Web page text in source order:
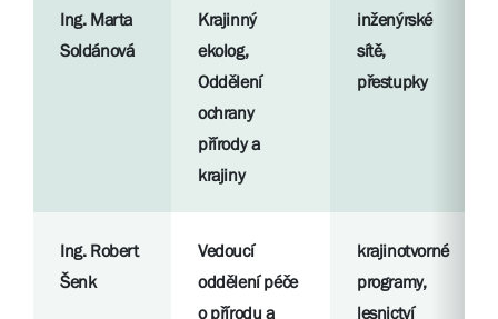
Ing. Marta
Soldánová
Krajinný
ekolog,
Oddělení
ochrany
přírody a
krajiny
inženýrské
sítě,
přestupky
Ing. Robert
Šenk
Vedoucí
oddělení péče
o přírodu a
krajinotvorné
programy,
lesnictví